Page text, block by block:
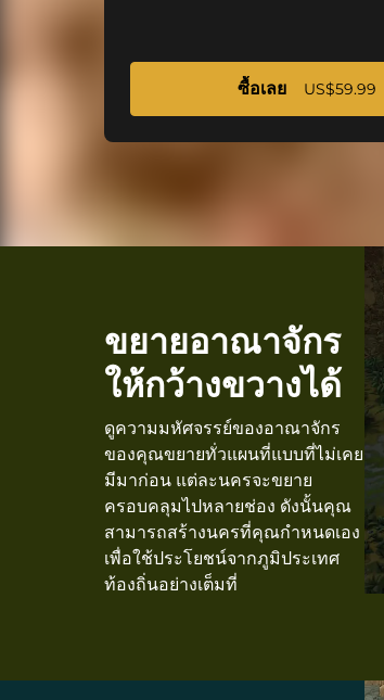
ซื้อเลย US$59.99
ขยายอาณาจักร
ให้กว้างขวางได้
ดูความมหัศจรรย์ของอาณาจักร
ของคุณขยายทั่วแผนที่แบบที่ไม่เคย
มีมาก่อน แต่ละนครจะขยาย
ครอบคลุมไปหลายช่อง ดังนั้นคุณ
สามารถสร้างนครที่คุณกำหนดเอง
เพื่อใช้ประโยชน์จากภูมิประเทศ
ท้องถิ่นอย่างเต็มที่